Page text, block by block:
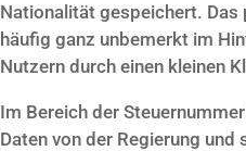
Nationalität gespeichert.
häufig ganz unbemerkt im
Nutzern durch einen kleinen
Im Bereich der
Daten von der Regierung und